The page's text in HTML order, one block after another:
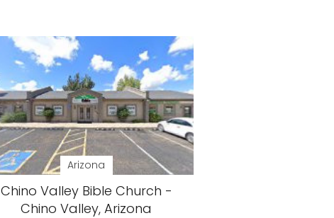
Arizona
Chino Valley Bible Church -
Chino Valley, Arizona